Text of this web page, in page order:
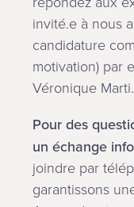
invité.e à nous
candidature
motivation) par
Véronique Marti.
Pour des
un échange
joindre par
garantissons